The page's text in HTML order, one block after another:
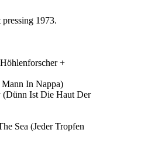
1973.
+
In Nappa)
(Dünn Ist Die Haut Der
Sea (Jeder Tropfen